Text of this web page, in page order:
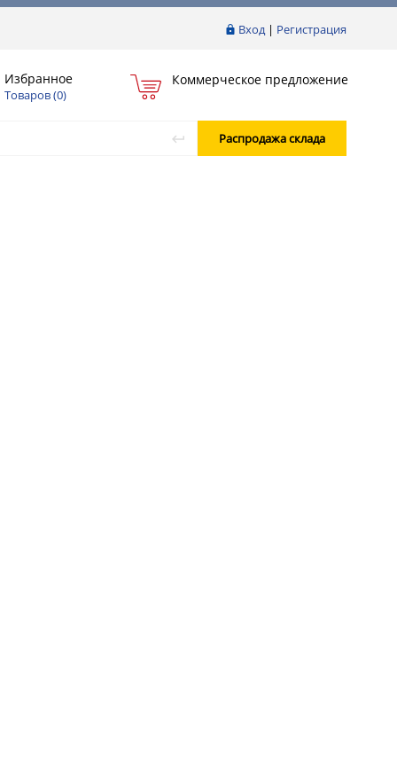
Вход| Регистрация
Избранное
Товаров (0)
Коммерческое предложение
Распродажа склада